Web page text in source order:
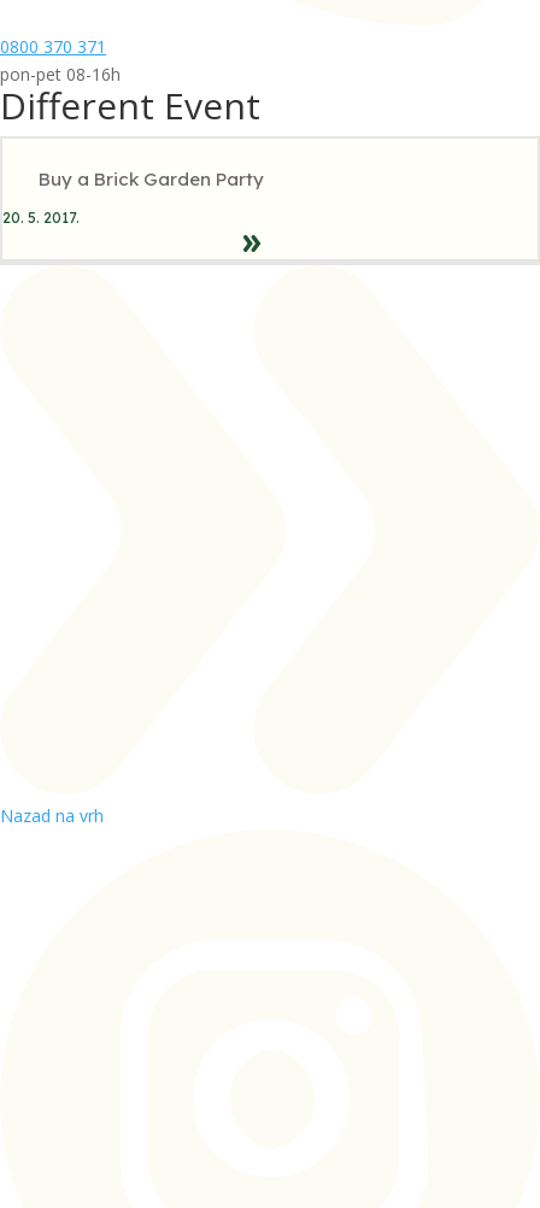
0800 370 371
pon-pet 08-16h
Different Event
Buy a Brick Garden Party
20. 5. 2017.
Nazad na vrh